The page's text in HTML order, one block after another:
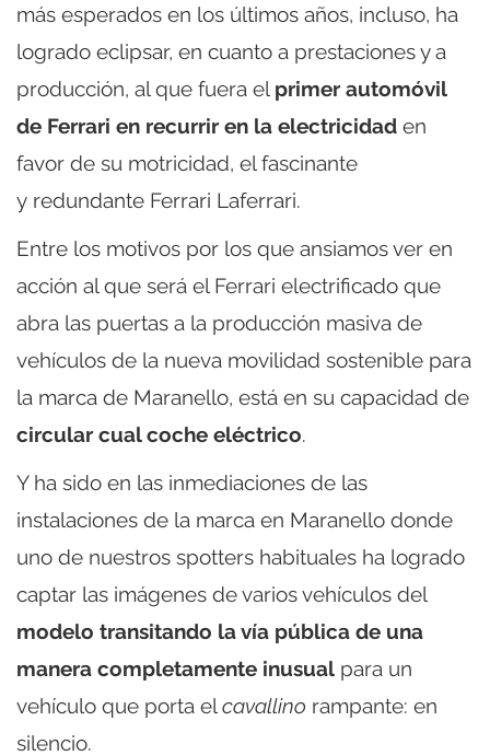
más esperados en los últimos años, incluso, ha
logrado eclipsar, en cuanto a prestaciones y a
producción, al que fuera el primer automóvil
de Ferrari en recurrir en la electricidad en
favor de su motricidad, el fascinante
y redundante Ferrari Laferrari.
Entre los motivos por los que ansiamos ver en
acción al que será el Ferrari electrificado que
abra las puertas a la producción masiva de
vehículos de la nueva movilidad sostenible para
la marca de Maranello, está en su capacidad de
circular cual coche eléctrico.
Y ha sido en las inmediaciones de las
instalaciones de la marca en Maranello donde
uno de nuestros spotters habituales ha logrado
captar las imágenes de varios vehículos del
modelo transitando la vía pública de una
manera completamente inusual para un
vehículo que porta elcavallino rampante: en
silencio.